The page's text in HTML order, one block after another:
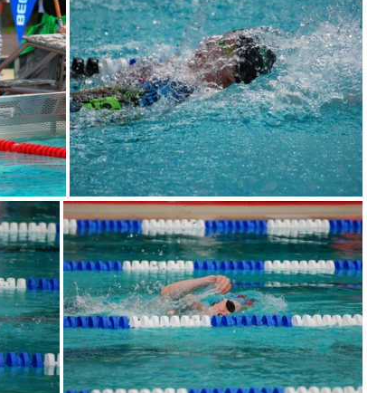
DSC 0026
DSC 0034